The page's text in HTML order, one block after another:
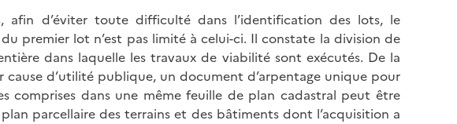
afin d’éviter toute difficulté dans l’identification des lots, le
premier lot n’est pas limité à celui-ci. Il constate la division de
dans laquelle les travaux de viabilité sont exécutés. De la
cause d’utilité publique, un document d’arpentage unique pour
comprises dans une même feuille de plan cadastral peut être
parcellaire des terrains et des bâtiments dont l’acquisition a